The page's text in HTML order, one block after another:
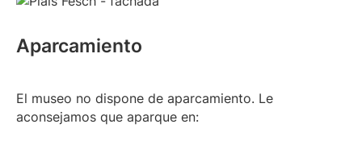
Aparcamiento
El museo no dispone de aparcamiento. Le
aconsejamos que aparque en: